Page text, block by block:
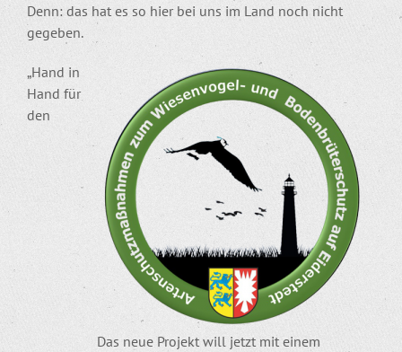
Denn: das hat es so hier bei uns im Land noch nicht
gegeben.
Das neue Projekt will jetzt mit einem
„Hand in
Hand für
den